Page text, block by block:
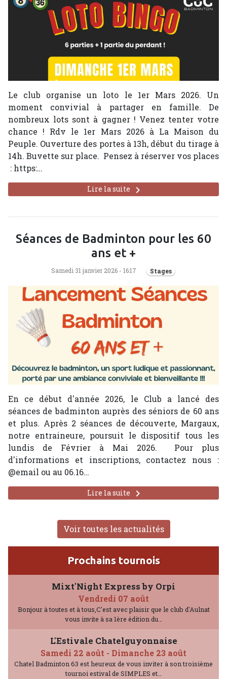
Le club organise un loto le 1er Mars 2026. Un
moment convivial à partager en famille. De
nombreux lots sont à gagner ! Venez tenter votre
chance ! Rdv le 1er Mars 2026 à La Maison du
Peuple. Ouverture des portes à 13h, début du tirage à
14h. Buvette sur place. Pensez à réserver vos places
: https:…
Lire la suite keyboard_arrow_right
Séances de Badminton pour les 60
ans et +
Samedi 31 janvier 2026 - 16:17 Stages
En ce début d'année 2026, le Club a lancé des
séances de badminton auprès des séniors de 60 ans
et plus. Après 2 séances de découverte, Margaux,
notre entraineure, poursuit le dispositif tous les
lundis de Février à Mai 2026. Pour plus
d'informations et inscriptions, contactez nous :
@email ou au 06.16…
Lire la suite keyboard_arrow_right
Voir toutes les actualités
Prochains tournois
Mixt'Night Express by Orpi
Vendredi 07 août
Bonjour à toutes et à tous,C'est avec plaisir que le club d'Aulnat
vous invite à sa 1ère édition du…
L'Estivale Chatelguyonnaise
Samedi 22 août - Dimanche 23 août
Chatel Badminton 63 est heureux de vous inviter à son troisième
tournoi estival de SIMPLES et…